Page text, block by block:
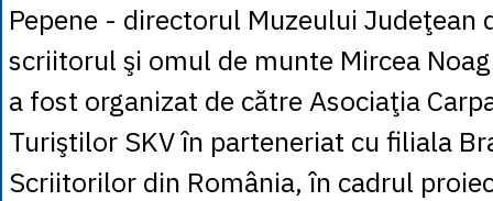
Pepene - directorul Muzeului Judeţean
scriitorul şi omul de munte Mircea
a fost organizat de către Asociaţia
Turiştilor SKV în parteneriat cu filiala
Scriitorilor din România, în cadrul